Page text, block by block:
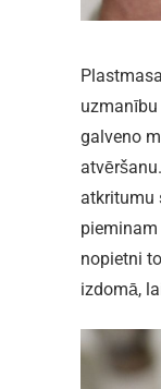
galveno
atkritumu
nopietni
izdomā,